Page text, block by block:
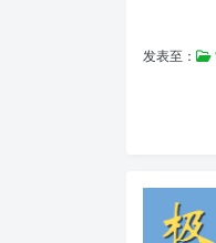
发表至：